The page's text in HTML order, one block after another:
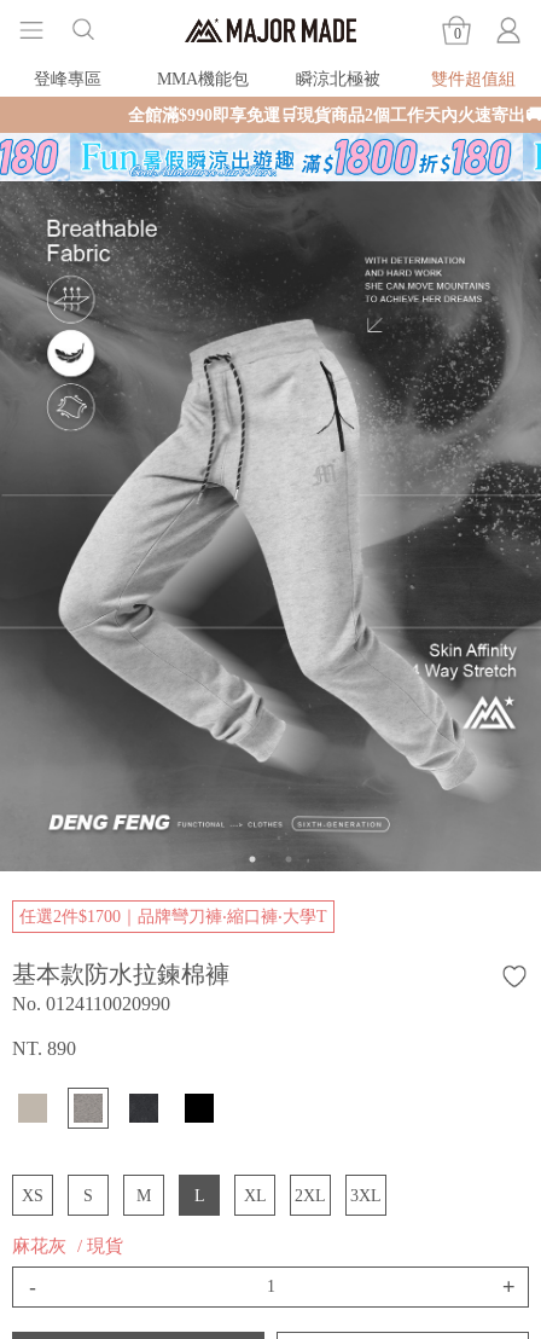
0
登峰專區 MMA機能包 瞬涼北極被
雙件超值組
全館滿$990即享免運🛒現貨商品2個工作天內火速寄出🚚滿額再送
任選2件$1700｜品牌彎刀褲‧縮口褲‧大學T
基本款防水拉鍊棉褲
No. 0124110020990
NT. 890
XS S M L XL 2XL 3XL
麻花灰 / 現貨
- +